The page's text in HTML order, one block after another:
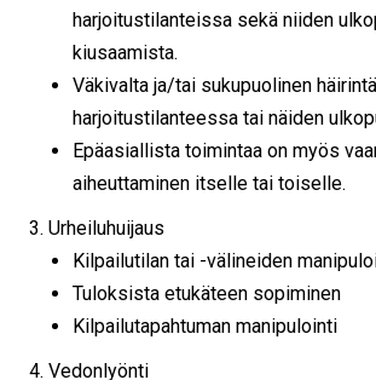
harjoitustilanteissa sekä niiden
kiusaamista.
Väkivalta ja/tai sukupuolinen
harjoitustilanteessa tai näiden
Epäasiallista toimintaa on myös
aiheuttaminen itselle tai toiselle.
Urheiluhuijaus
Kilpailutilan tai -välineiden
Tuloksista etukäteen sopiminen
Kilpailutapahtuman manipulointi
Vedonlyönti